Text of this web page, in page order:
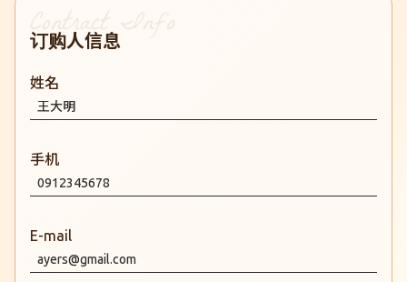
N07 Light
L-oo8 Wild Cat
ROSE
The Throne
订购人信息
姓名
手机
E-mail